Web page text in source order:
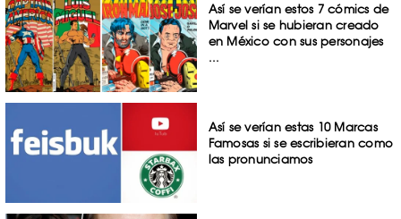
Así se verían estos 7 cómics de
Marvel si se hubieran creado
en México con sus personajes
...
Así se verían estas 10 Marcas
Famosas si se escribieran como
las pronunciamos